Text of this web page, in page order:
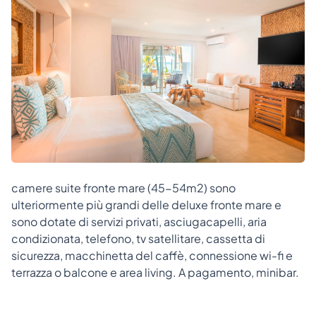
camere suite fronte mare (45-54m2) sono
ulteriormente più grandi delle deluxe fronte mare e
sono dotate di servizi privati, asciugacapelli, aria
condizionata, telefono, tv satellitare, cassetta di
sicurezza, macchinetta del caffè, connessione wi-fi e
terrazza o balcone e area living. A pagamento, minibar.